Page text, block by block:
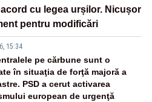
cu legea urșilor. Nicușor
pentru modificări
15:34
pe cărbune sunt o
în situaţia de forţă majoră a
PSD a cerut activarea
european de urgenţă